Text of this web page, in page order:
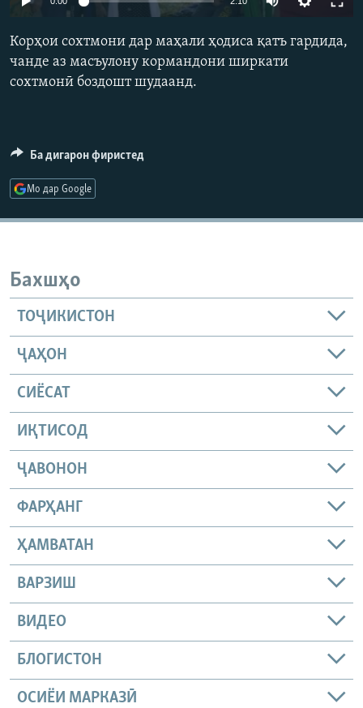
ГУЗОРИШҲОИ РАДИОӢ
ПАЙГИРӢ КУНЕД
Ҳамаи сомонаҳои RFE/RL
240p
Корҳои сохтмони дар маҳали ҳодиса қатъ гардида,
чанде аз масъулону кормандони ширкати
сохтмонӣ боздошт шудаанд.
Ба дигарон фиристед
Мо дар Google
Бахшҳо
ТОҶИКИСТОН
ҶАҲОН
СИЁСАТ
ИҚТИСОД
ҶАВОНОН
ФАРҲАНГ
ҲАМВАТАН
ВАРЗИШ
ВИДЕО
БЛОГИСТОН
ОСИЁИ МАРКАЗӢ